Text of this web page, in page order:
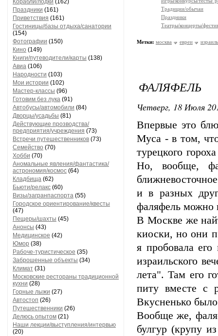
Корабли/лодки (162)
Праздники (161)
Приветствия (161)
Гостиницы/базы отдыха/санатории
(154)
Фотографии (150)
Кино (149)
Книги/путеводители/карты (138)
Авиа (106)
Народности (103)
Мои истории (102)
Мастер-классы (96)
Готовим без лука (91)
Автобусы/автомобили (84)
Дворцы/усадьбы (81)
Действующие прозводства/
предприятия/учреждения (73)
Встречи путешественников (73)
Семейство (70)
Хобби (70)
Аномальные явления/фантастика/
астрономия/космос (64)
Кладбища (62)
Бьюти/релакс (60)
Визы/загранпаспорта (55)
Городское ориентирование/квесты
(47)
Пещеры/шахты (45)
Анонсы (43)
Медицинское (42)
Юмор (38)
Рабоче-туристическое (35)
Заброшенные объекты (34)
Климат (31)
Московские рестораны традиционной
кухни (28)
Горные лыжи (27)
Автостоп (26)
Путешественники (26)
Делюсь опытом (21)
Наши лекции/выступления/интервью
(20)
Традиции/обычаи
Праздники
Театры/концерты/
Метки: москва евреи израиль
ФАЛЯФЕЛЬ
Четверг, 18 Июля
Впервые это
Муса - в том,
турецкого
Но, вообще,
и в разных
фаляфель можно
В Москве же
киоски, но они
я пробовала
израильского
лета". Там его
питу вместе с
Вкусненько
Вообще же,
булгур (крупу